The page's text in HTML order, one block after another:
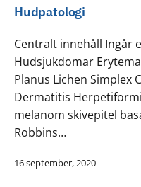
Hudpatologi
Centralt innehåll Ingår
Hudsjukdomar
Planus Lichen Simplex
Dermatitis
melanom skivepitel
Robbins…
16 september, 2020